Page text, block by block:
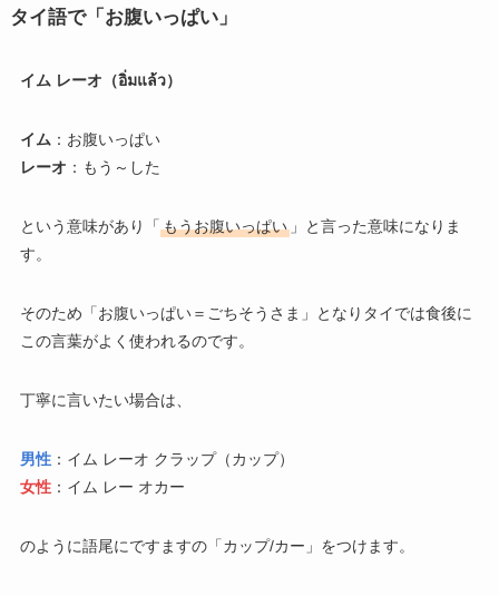
タイ語で「お腹いっぱい」
イム レーオ（อิ่มแล้ว）
イム：お腹いっぱい
レーオ ：もう～した
という意味があり「 もうお腹いっぱい」と言った意味になりま
す。
そのため「お腹いっぱい＝ごちそうさま」となりタイでは食後に
この言葉がよく使われるのです。
丁寧に言いたい場合は、
男性：イム レーオ クラップ（カップ）
女性：イム レー オカー
のように語尾にですますの「カップ/カー」をつけます。